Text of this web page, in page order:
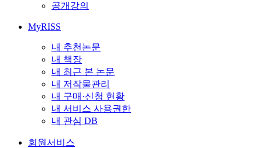
공개강의
MyRISS
내 추천논문
내 책장
내 최근 본 논문
내 저작물관리
내 구매·신청 현황
내 서비스 사용권한
내 관심 DB
회원서비스